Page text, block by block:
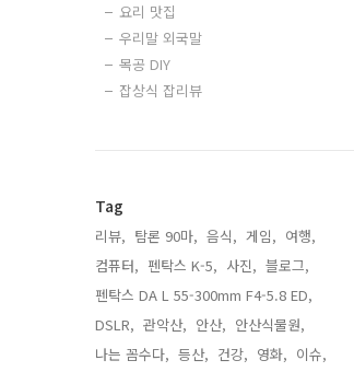
요리 맛집
우리말 외국말
목공 DIY
잡상식 잡리뷰
Tag
리뷰, 탐론 90마, 음식, 게임, 여행,
컴퓨터, 펜탁스 K-5, 사진, 블로그,
펜탁스 DA L 55-300mm F4-5.8 ED,
DSLR, 관악산, 안산, 안산식물원,
나는 꼼수다, 등산, 건강, 영화, 이슈,